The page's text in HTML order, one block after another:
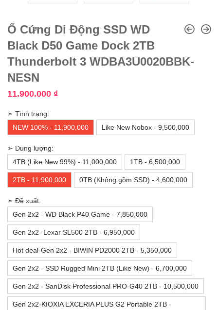
Ổ Cứng Di Động SSD WD
Black D50 Game Dock 2TB
Thunderbolt 3 WDBA3U0020BBK-
NESN
11.900.000 ₫
➣ Tình trạng:
NEW 100% - 11,900,000
Like New Nobox - 9,500,000
➣ Dung lượng:
4TB (Like New 99%) - 11,000,000
1TB - 6,500,000
2TB - 11,900,000 0TB (Không gồm SSD) - 4,600,000
➣ Đề xuất:
Gen 2x2 - WD Black P40 Game - 7,850,000
Gen 2x2- Lexar SL500 2TB - 6,950,000
Hot deal-Gen 2x2 - BIWIN PD2000 2TB - 5,350,000
Gen 2x2 - SSD Rugged Mini 2TB (Like New) - 6,700,000
Gen 2x2 - SanDisk Professional PRO-G40 2TB - 10,500,000
Gen 2x2-KIOXIA EXCERIA PLUS G2 Portable 2TB -